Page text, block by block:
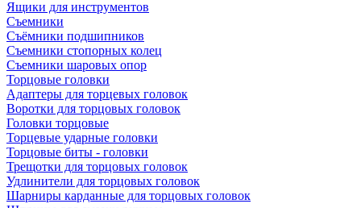
Ящики для инструментов
Съемники
Съёмники подшипников
Съемники стопорных колец
Съемники шаровых опор
Торцовые головки
Адаптеры для торцевых головок
Воротки для торцовых головок
Головки торцовые
Торцевые ударные головки
Торцовые биты - головки
Трещотки для торцовых головок
Удлинители для торцовых головок
Шарниры карданные для торцовых головок